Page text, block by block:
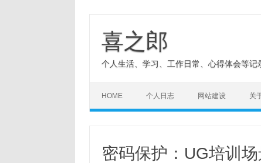
content
喜之郎
个人生活、学习、工作日常、心得体会等记
HOME 个人日志 网站建设 关
密码保护：UG培训